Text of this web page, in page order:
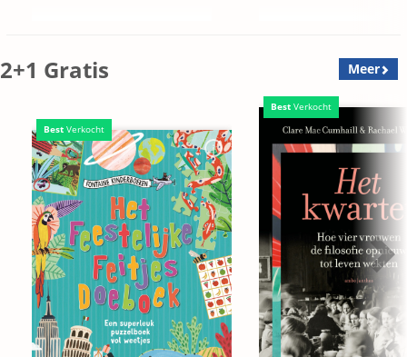
2+1 Gratis Meer
Best Verkocht
Best Verkocht